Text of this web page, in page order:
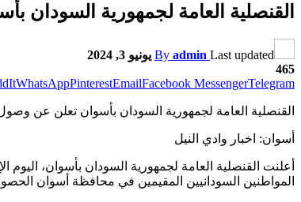
القنصلية العامة لجمهورية السودان
By admin Last updated
يونيو 3, 2024
465
WhatsAppPinterestEmailFacebook MessengerTelegram
القنصلية العامة لجمهورية السودان بأسوان تعلن عن وصول
أسوان: اخبار وادي النيل
المواطنين السودانيين المقيمين في محافظة أسوان